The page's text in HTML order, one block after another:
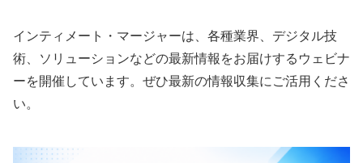
インティメート・マージャーは、各種業界、デジタル技
術、ソリューションなどの最新情報をお届けするウェビナ
ーを開催しています。ぜひ最新の情報収集にご活用くださ
い。